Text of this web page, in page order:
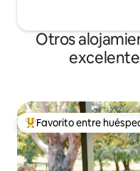
Otros
Favorito entre
Favorito entre